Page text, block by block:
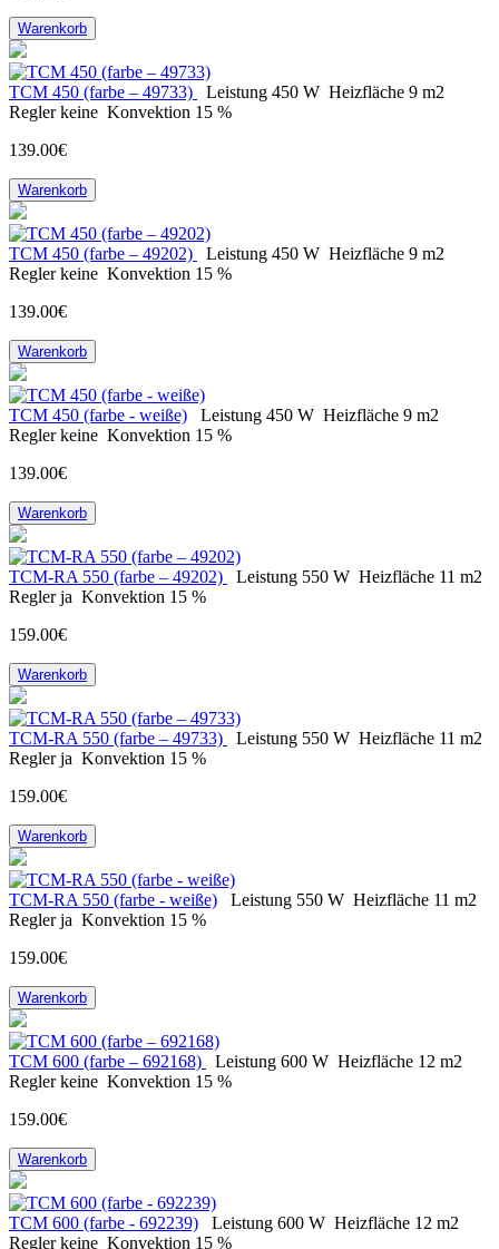
Warenkorb
ТСМ 450 (farbe – 49733) Leistung 450 W Heizfläche 9 m2
Regler keine Konvektion 15 %
139.00€
Warenkorb
ТСМ 450 (farbe – 49202) Leistung 450 W Heizfläche 9 m2
Regler keine Konvektion 15 %
139.00€
Warenkorb
ТСМ 450 (farbe - weiße) Leistung 450 W Heizfläche 9 m2
Regler keine Konvektion 15 %
139.00€
Warenkorb
ТСМ-RA 550 (farbe – 49202) Leistung 550 W Heizfläche 11 m2
Regler ja Konvektion 15 %
159.00€
Warenkorb
ТСМ-RA 550 (farbe – 49733) Leistung 550 W Heizfläche 11 m2
Regler ja Konvektion 15 %
159.00€
Warenkorb
ТСМ-RA 550 (farbe - weiße) Leistung 550 W Heizfläche 11 m2
Regler ja Konvektion 15 %
159.00€
Warenkorb
ТСМ 600 (farbe – 692168) Leistung 600 W Heizfläche 12 m2
Regler keine Konvektion 15 %
159.00€
Warenkorb
ТСМ 600 (farbe - 692239) Leistung 600 W Heizfläche 12 m2
Regler keine Konvektion 15 %